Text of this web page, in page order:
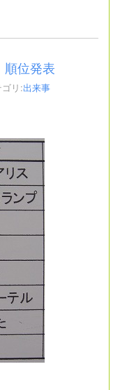
位発表
ゴリ:出来事